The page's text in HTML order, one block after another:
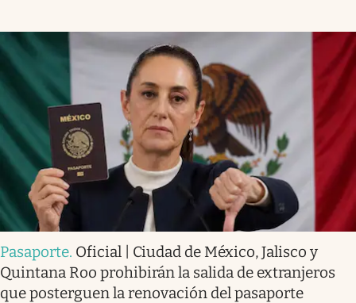
Pasaporte. Oficial | Ciudad de México, Jalisco y
Quintana Roo prohibirán la salida de extranjeros
que posterguen la renovación del pasaporte